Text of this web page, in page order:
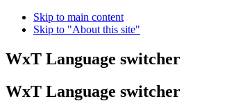
Skip to main content
Skip to "About this site"
WxT Language switcher
WxT Language switcher